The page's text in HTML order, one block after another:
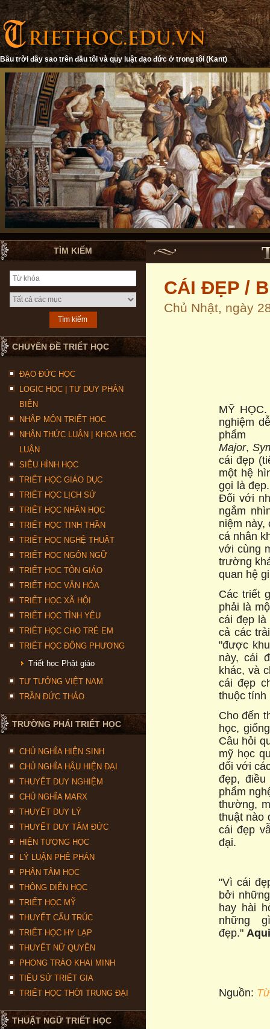
Bầu trời đầy sao trên đầu tôi và quy luật đạo đức ở trong tôi (Kant)
TÌM KIẾM
CHUYÊN ĐỀ TRIẾT HỌC
ĐẠO ĐỨC HỌC
LOGIC HỌC | TƯ DUY PHẢN
BIỆN
NHẬP MÔN TRIẾT HỌC
NHẬN THỨC LUẬN | KHOA HỌC
LUẬN
SIÊU HÌNH HỌC
TRIẾT HỌC GIÁO DỤC
TRIẾT HỌC LỊCH SỬ
TRIẾT HỌC NHÂN HỌC
TRIẾT HỌC TINH THẦN
TRIẾT HỌC NGHỆ THUẬT
TRIẾT HỌC NGÔN NGỮ
TRIẾT HỌC TÔN GIÁO
TRIẾT HỌC VĂN HÓA
TRIẾT HỌC XÃ HỘI
TRIẾT HỌC TÌNH YÊU
TRIẾT HỌC CHO TRẺ EM
TRIẾT HỌC ĐÔNG PHƯƠNG
Triết học Phật giáo
TƯ TƯỞNG VIỆT NAM
TRẦN ĐỨC THẢO
TRƯỜNG PHÁI TRIẾT HỌC
CHỦ NGHĨA HIỆN SINH
CHỦ NGHĨA HẬU HIỆN ĐẠI
THUYẾT DUY NGHIỆM
CHỦ NGHĨA MARX
THUYẾT DUY LÝ
THUYẾT DUY TÂM ĐỨC
HIỆN TƯỢNG HỌC
LÝ LUẬN PHÊ PHÁN
PHÂN TÂM HỌC
THÔNG DIỄN HỌC
TRIẾT HỌC MỸ
THUYẾT CẤU TRÚC
TRIẾT HỌC HY LẠP
THUYẾT NỮ QUYỀN
PHONG TRÀO KHAI MINH
TIỂU SỬ TRIẾT GIA
TRIẾT HỌC THỜI TRUNG ĐẠI
THUẬT NGỮ TRIẾT HỌC
CÁI ĐẸP /
Chủ Nhật, ngày
MỸ
nghiệm
Major,
cái đẹp
một hệ
gọi là
Đối với
ngắm
niệm
cá nhân
với cùng
trường
quan hệ
Các triết
phải là
cái đẹp là
cả các
"được
này, cái
khác, và
cái đẹp
thuộc tính
Cho đến
học,
Câu hỏi
mỹ học
đối với
đẹp,
phẩm
thường,
thuật nào
cái đẹp
đại.
"Vì cái
bởi
hay hài
những
đẹp."
Nguồn: